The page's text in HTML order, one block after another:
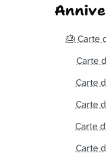
🎂 Carte
Carte
Carte
Carte
Carte
Carte